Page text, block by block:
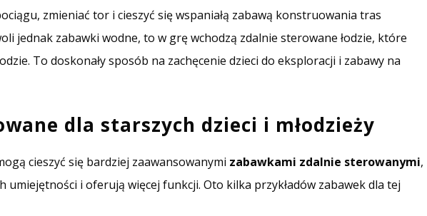
zmieniać tor i cieszyć się wspaniałą zabawą konstruowania tras
jednak zabawki wodne, to w grę wchodzą zdalnie sterowane łodzie, które
To doskonały sposób na zachęcenie dzieci do eksploracji i zabawy na
dla starszych dzieci i młodzieży
cieszyć się bardziej zaawansowanymi zabawkami zdalnie sterowanymi,
umiejętności i oferują więcej funkcji. Oto kilka przykładów zabawek dla tej